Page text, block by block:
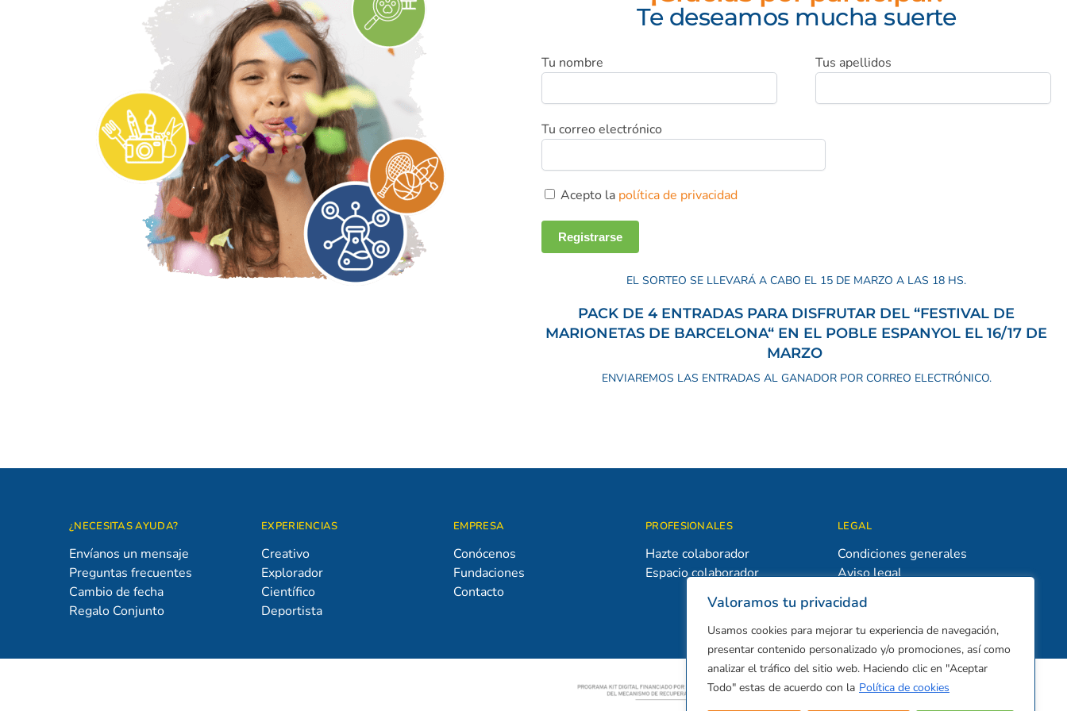
Valoramos tu privacidad
Usamos cookies para mejorar tu experiencia de navegación,
presentar contenido personalizado y/o promociones, así como
analizar el tráfico del sitio web. Haciendo clic en "Aceptar
Todo" estas de acuerdo con la Política de cookies
Te deseamos mucha suerte
Tu nombre Tus apellidos
Tu correo electrónico
Acepto la política de privacidad
EL SORTEO SE LLEVARÁ A CABO EL 15 DE MARZO A LAS 18 HS.
PACK DE 4 ENTRADAS PARA DISFRUTAR DEL “FESTIVAL DE
MARIONETAS DE BARCELONA“ EN EL POBLE ESPANYOL EL 16/17 DE
MARZO
ENVIAREMOS LAS ENTRADAS AL GANADOR POR CORREO ELECTRÓNICO.
¿NECESITAS AYUDA?
Envíanos un mensaje
Preguntas frecuentes
Cambio de fecha
Regalo Conjunto
EXPERIENCIAS
Creativo
Explorador
Científico
Deportista
EMPRESA
Conócenos
Fundaciones
Contacto
PROFESIONALES
Hazte colaborador
Espacio colaborador
LEGAL
Condiciones generales
Aviso legal
Política de cookies